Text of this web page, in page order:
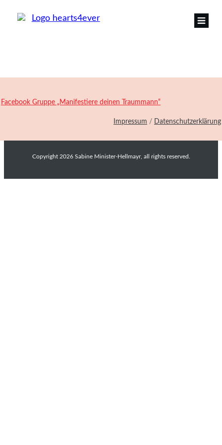
Facebook Gruppe „Manifestiere deinen Traummann“
Impressum / Datenschutzerklärung
Copyright 2026 Sabine Minister-Hellmayr, all rights reserved.